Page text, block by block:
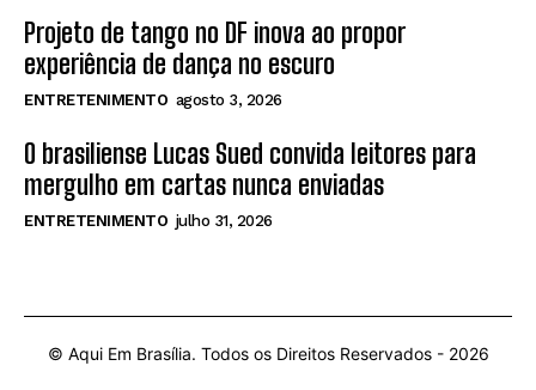
Projeto de tango no DF inova ao propor
experiência de dança no escuro
ENTRETENIMENTO agosto 3, 2026
O brasiliense Lucas Sued convida leitores para
mergulho em cartas nunca enviadas
ENTRETENIMENTO julho 31, 2026
© Aqui Em Brasília. Todos os Direitos Reservados - 2026